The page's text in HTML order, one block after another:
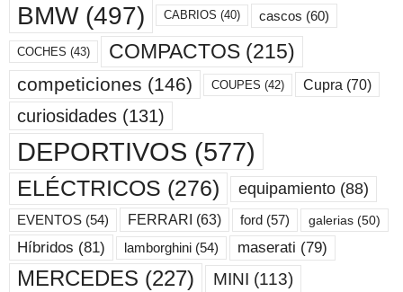
BMW(497) CABRIOS (40) cascos (60)
COCHES (43) COMPACTOS (215)
competiciones (146) COUPES (42) Cupra (70)
curiosidades (131)
DEPORTIVOS (577)
ELÉCTRICOS (276) equipamiento (88)
EVENTOS (54) FERRARI (63) ford (57) galerias (50)
Híbridos (81) lamborghini (54) maserati (79)
MERCEDES (227) MINI (113)